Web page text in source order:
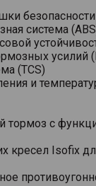
безопасности
система
усилий
(TCS)
и
тормоз с
кресел Isofix